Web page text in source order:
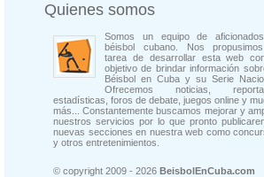
Quienes somos
Somos un equipo de
béisbol cubano. Nos
tarea de desarrollar esta web
objetivo de brindar información
Béisbol en Cuba y su Serie
Ofrecemos noticias,
estadísticas, foros de debate, juegos online y
más... Constantemente buscamos mejorar y
nuestros servicios por lo que pronto
nuevas secciones en nuestra web como
y otros entretenimientos.
© copyright 2009 - 2026 BeisbolEnCuba.com